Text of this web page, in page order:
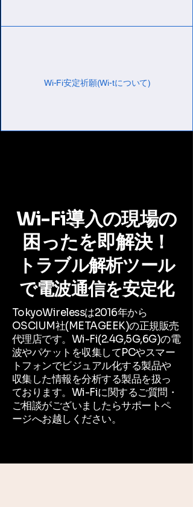
Wi-Fi安定祈願(Wi-tについて)
Wi-Fi導入の現場の
困ったを即解決！
トラブル解析ツール
で電波通信を安定化
TokyoWirelessは2016年から
OSCIUM社(METAGEEK)の正規販売
代理店です。Wi-Fi(2.4G,5G,6G)の電
波やパケットを収集してPCやスマー
トフォンでビジュアル化する製品や
収集した情報を分析する製品を扱っ
ております。Wi-Fiに関するご質問・
ご相談がございましたらサポートペ
ージへお越しください。